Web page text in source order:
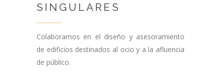
SINGULARES
Colaboramos en el diseño y asesoramiento
de edificios destinados al ocio y a la afluencia
de público.